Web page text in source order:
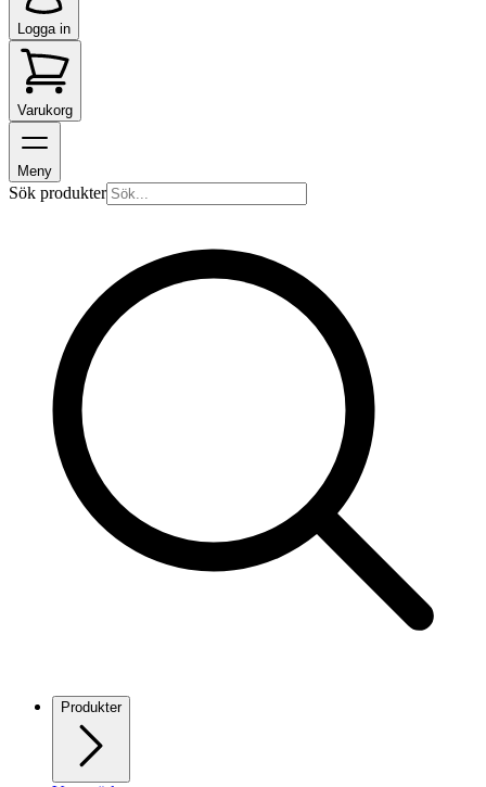
Logga in
Varukorg
Meny
Sök produkter
Produkter